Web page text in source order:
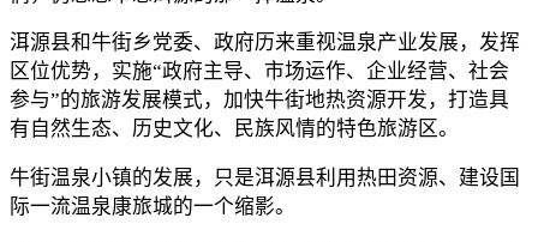
洱源县和牛街乡党委、政府历来重视温泉产业发展，发挥
区位优势，实施“政府主导、市场运作、企业经营、社会
参与”的旅游发展模式，加快牛街地热资源开发，打造具
有自然生态、历史文化、民族风情的特色旅游区。
牛街温泉小镇的发展，只是洱源县利用热田资源、建设国
际一流温泉康旅城的一个缩影。